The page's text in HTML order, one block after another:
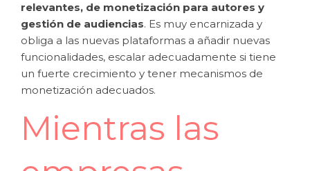
relevantes, de monetización para autores y
gestión de audiencias. Es muy encarnizada y
obliga a las nuevas plataformas a añadir nuevas
funcionalidades, escalar adecuadamente si tiene
un fuerte crecimiento y tener mecanismos de
monetización adecuados.
Mientras las